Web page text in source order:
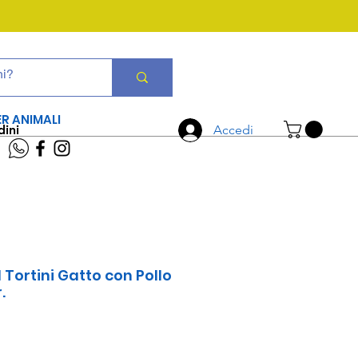
Accedi
ANIMALI
Tortini Gatto con Pollo